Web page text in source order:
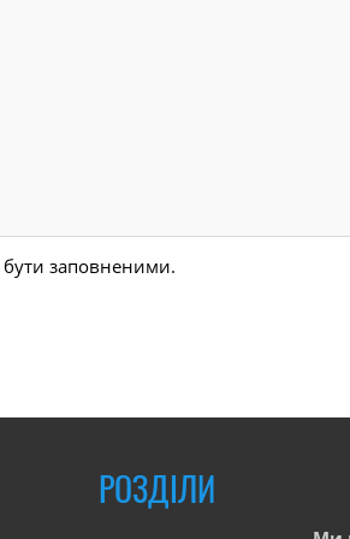
заповненими.
РОЗДІЛИ